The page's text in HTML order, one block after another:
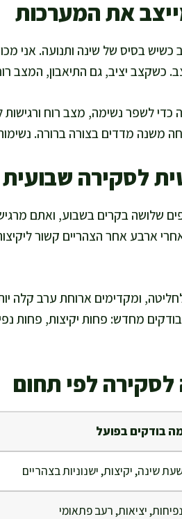
את המערכות
בסיס של שינה ותנועה. אני
כשקצב יציב, גם התיאבון, המצב רוח
לשפר נשימה, מצב רוח ורגישות
משנה מדדים בצורה ברורה.
לסקירה שבועית
שלושה בקרים בשבוע, ואתם
ארבע אחר הצהריים קשור
ומקדימים ארוחת ערב קלה
מחדש: פחות יקיצות, פחות
לפי תחום
בודקים בפועל
שינה, יקיצות, ישנוניות בצהריים
נפיחות, יציאות, רעב פתאומי